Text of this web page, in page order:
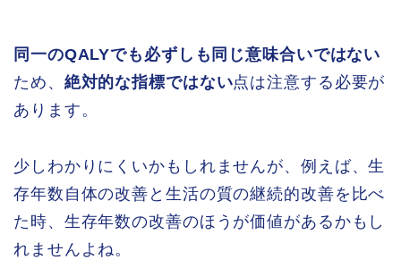
同一のQALYでも必ずしも同じ意味合いではない
ため、 絶対的な指標ではない点は注意する必要が
あります。
少しわかりにくいかもしれませんが、例えば、生
存年数自体の改善と生活の質の継続的改善を比べ
た時、生存年数の改善のほうが価値があるかもし
れませんよね。